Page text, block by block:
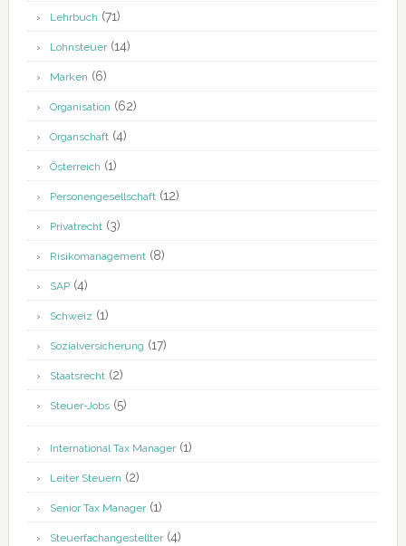
Lehrbuch (71)
Lohnsteuer(14)
Marken (6)
Organisation (62)
Organschaft(4)
Österreich (1)
Personengesellschaft(12)
Privatrecht(3)
Risikomanagement(8)
SAP(4)
Schweiz (1)
Sozialversicherung (17)
Staatsrecht(2)
Steuer-Jobs(5)
International Tax Manager(1)
Leiter Steuern (2)
Senior Tax Manager(1)
Steuerfachangestellter(4)